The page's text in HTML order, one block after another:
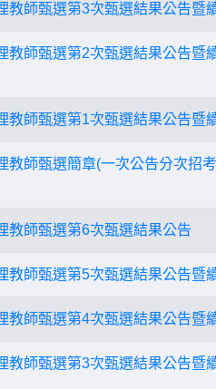
師甄選第3次甄選結果公告暨
師甄選第2次甄選結果公告暨
師甄選第1次甄選結果公告暨
教師甄選簡章(一次公告分次招
教師甄選第6次甄選結果公告
師甄選第5次甄選結果公告暨
師甄選第4次甄選結果公告暨
師甄選第3次甄選結果公告暨